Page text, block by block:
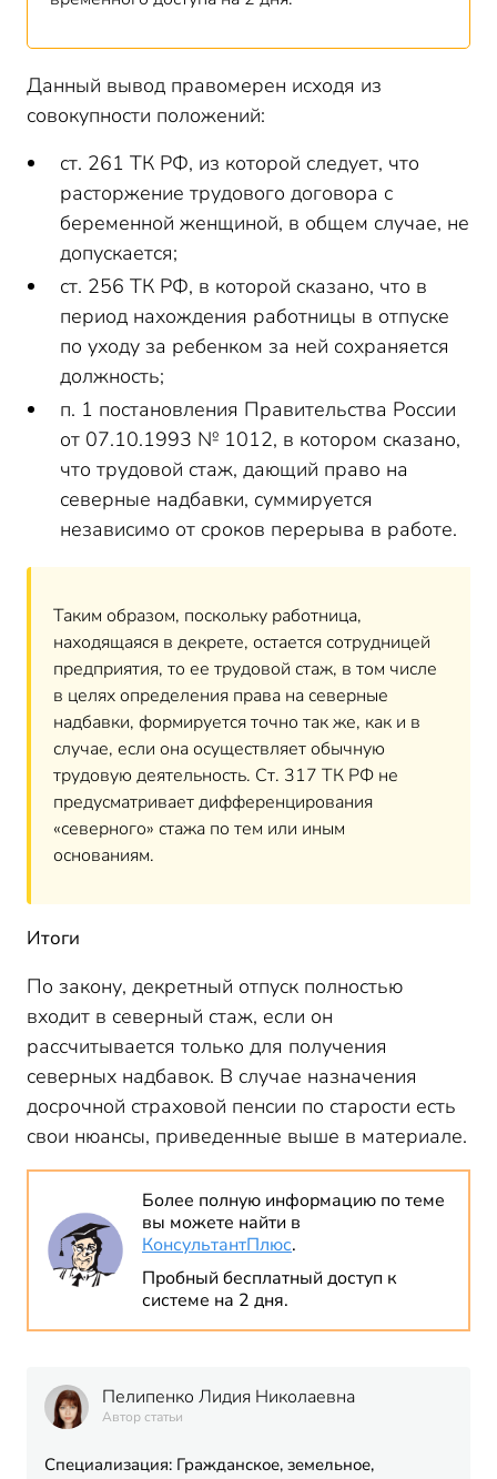
Данный вывод правомерен исходя из
совокупности положений:
ст. 261 ТК РФ, из которой следует, что
расторжение трудового договора с
беременной женщиной, в общем случае, не
допускается;
ст. 256 ТК РФ, в которой сказано, что в
период нахождения работницы в отпуске
по уходу за ребенком за ней сохраняется
должность;
п. 1 постановления Правительства России
от 07.10.1993 № 1012, в котором сказано,
что трудовой стаж, дающий право на
северные надбавки, суммируется
независимо от сроков перерыва в работе.
Таким образом, поскольку работница,
находящаяся в декрете, остается сотрудницей
предприятия, то ее трудовой стаж, в том числе
в целях определения права на северные
надбавки, формируется точно так же, как и в
случае, если она осуществляет обычную
трудовую деятельность. Ст. 317 ТК РФ не
предусматривает дифференцирования
«северного» стажа по тем или иным
основаниям.
Итоги
По закону, декретный отпуск полностью
входит в северный стаж, если он
рассчитывается только для получения
северных надбавок. В случае назначения
досрочной страховой пенсии по старости есть
свои нюансы, приведенные выше в материале.
Более полную информацию по теме
вы можете найти в
КонсультантПлюс.
Пробный бесплатный доступ к
системе на 2 дня.
Пелипенко Лидия Николаевна
Автор статьи
Специализация: Гражданское, земельное,